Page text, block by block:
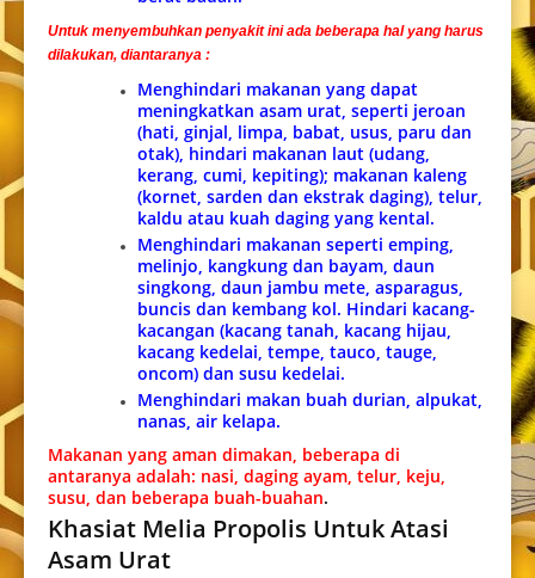
Untuk menyembuhkan penyakit ini ada beberapa hal yang harus
dilakukan, diantaranya :
Menghindari makanan yang dapat
meningkatkan asam urat, seperti jeroan
(hati, ginjal, limpa, babat, usus, paru dan
otak), hindari makanan laut (udang,
kerang, cumi, kepiting); makanan kaleng
(kornet, sarden dan ekstrak daging), telur,
kaldu atau kuah daging yang kental.
Menghindari makanan seperti emping,
melinjo, kangkung dan bayam, daun
singkong, daun jambu mete, asparagus,
buncis dan kembang kol. Hindari kacang-
kacangan (kacang tanah, kacang hijau,
kacang kedelai, tempe, tauco, tauge,
oncom) dan susu kedelai.
Menghindari makan buah durian, alpukat,
nanas, air kelapa.
Makanan yang aman dimakan, beberapa di
antaranya adalah: nasi, daging ayam, telur, keju,
susu, dan beberapa buah-buahan.
Khasiat Melia Propolis Untuk Atasi
Asam Urat